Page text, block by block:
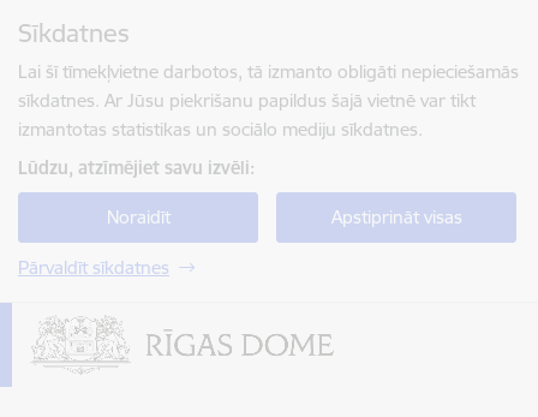
Sīkdatnes
Lai šī tīmekļvietne darbotos, tā izmanto obligāti nepieciešamās
sīkdatnes. Ar Jūsu piekrišanu papildus šajā vietnē var tikt
izmantotas statistikas un sociālo mediju sīkdatnes.
Lūdzu, atzīmējiet savu izvēli:
Noraidīt Apstiprināt visas
Pārvaldīt sīkdatnes